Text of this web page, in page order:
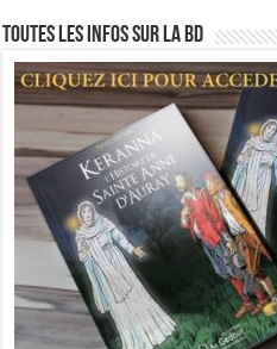
Toutes les infos sur la BD